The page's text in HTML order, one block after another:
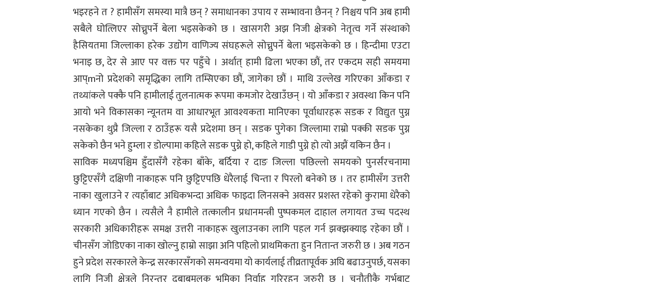
भइरहने त ? हामीसँग समस्या मात्रै छन् ? समाधानका उपाय र सम्भावना छैनन् ? निश्चय पनि अब हामी
सबैले घोत्लिएर सोच्नुपर्ने बेला भइसकेको छ । खासगरी अझ निजी क्षेत्रको नेतृत्व गर्ने संस्थाको
हैसियतमा जिल्लाका हरेक उद्योग वाणिज्य संघहरूले सोच्नुपर्ने बेला भइसकेको छ । हिन्दीमा एउटा
भनाइ छ, देर से आए पर वक्त पर पहुँचे । अर्थात् हामी ढिला भएका छौं, तर एकदम सही समयमा
आप्mनो प्रदेशको समृद्धिका लागि तम्सिएका छौं, जागेका छौं । माथि उल्लेख गरिएका आँकडा र
तथ्यांकले पक्कै पनि हामीलाई तुलनात्मक रूपमा कमजोर देखाउँछन् । यो आँकडा र अवस्था किन पनि
आयो भने विकासका न्यूनतम वा आधारभूत आवश्यकता मानिएका पूर्वाधारहरू सडक र विद्युत पुग्न
नसकेका थुप्रै जिल्ला र ठाउँहरू यसै प्रदेशमा छन् । सडक पुगेका जिल्लामा राम्रो पक्की सडक पुग्न
सकेको छैन भने हुम्ला र डोल्पामा कहिले सडक पुग्ने हो, कहिले गाडी पुग्ने हो त्यो अझैं यकिन छैन ।
साविक मध्यपश्चिम हुँदासँगै रहेका बाँके, बर्दिया र दाङ जिल्ला पछिल्लो समयको पुनर्संरचनामा
छुट्टिएसँगै दक्षिणी नाकाहरू पनि छुट्टिएपछि धेरैलाई चिन्ता र पिरलो बनेको छ । तर हामीसँग उत्तरी
नाका खुलाउने र त्यहाँबाट अधिकभन्दा अधिक फाइदा लिनसक्ने अवसर प्रशस्त रहेको कुरामा धेरैको
ध्यान गएको छैन । त्यसैले नै हामीले तत्कालीन प्रधानमन्त्री पुष्पकमल दाहाल लगायत उच्च पदस्थ
सरकारी अधिकारीहरू समक्ष उत्तरी नाकाहरू खुलाउनका लागि पहल गर्न झक्झक्याइ रहेका छौं ।
चीनसँग जोडिएका नाका खोल्नु हाम्रो साझा अनि पहिलो प्राथमिकता हुन नितान्त जरुरी छ । अब गठन
हुने प्रदेश सरकारले केन्द्र सरकारसँगको समन्वयमा यो कार्यलाई तीव्रतापूर्वक अघि बढाउनुपर्छ, यसका